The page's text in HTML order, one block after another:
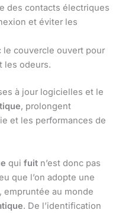
des contacts électriques
et éviter les
le couvercle ouvert pour
les odeurs.
à jour logicielles et le
, prolongent
et les performances de
qui fuit n’est donc pas
que l’on adopte une
au monde
. De l’identification